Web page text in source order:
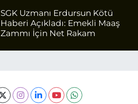
SGK Uzmanı Erdursun Kötü
Haberi Açıkladı: Emekli Maaş
Zammı İçin Net Rakam